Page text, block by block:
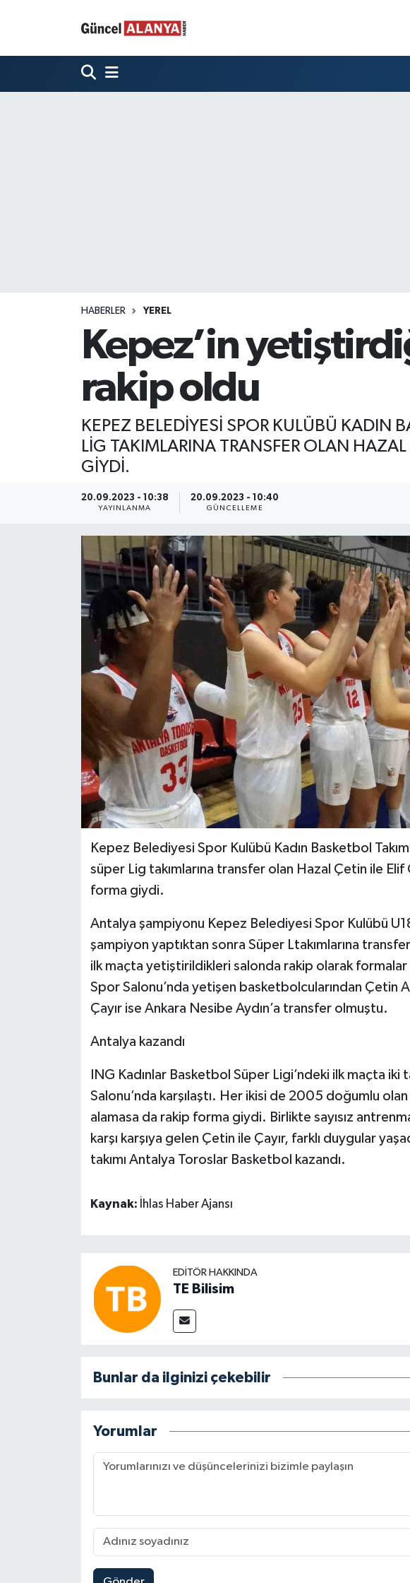
HABERLER YEREL
Kepez’in
rakip oldu
KEPEZ BELEDİYESİ SPOR KULÜBÜ KADIN
LİG TAKIMLARINA TRANSFER OLAN
GİYDİ.
20.09.2023 - 10:38
YAYINLANMA
20.09.2023 - 10:40
GÜNCELLEME
Kepez Belediyesi Spor Kulübü Kadın Basketbol
süper Lig takımlarına transfer olan Hazal Çetin ile Elif
forma giydi.
Antalya şampiyonu Kepez Belediyesi Spor Kulübü U18
şampiyon yaptıktan sonra Süper Ltakımlarına
ilk maçta yetiştirildikleri salonda rakip olarak
Spor Salonu’nda yetişen basketbolcularından Çetin
Çayır ise Ankara Nesibe Aydın’a transfer olmuştu.
Antalya kazandı
ING Kadınlar Basketbol Süper Ligi’ndeki ilk maçta iki
Salonu’nda karşılaştı. Her ikisi de 2005 doğumlu
alamasa da rakip forma giydi. Birlikte sayısız
karşı karşıya gelen Çetin ile Çayır, farklı duygular
takımı Antalya Toroslar Basketbol kazandı.
Kaynak: İhlas Haber Ajansı
EDITÖR HAKKINDA
TE Bilisim
Bunlar da ilginizi çekebilir
Yorumlar